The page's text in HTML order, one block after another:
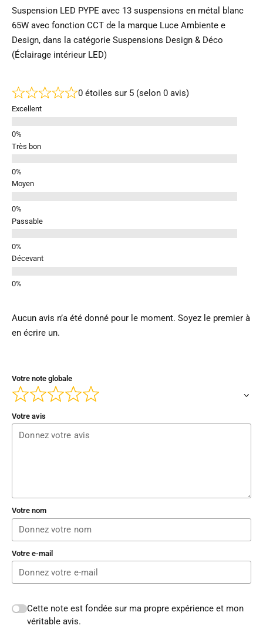
Suspension LED PYPE avec 13 suspensions en métal blanc
65W avec fonction CCT de la marque Luce Ambiente e
Design, dans la catégorie Suspensions Design & Déco
(Éclairage intérieur LED)
0 étoiles sur 5 (selon 0 avis)
Excellent
Très bon
Moyen
Passable
Décevant
Aucun avis n’a été donné pour le moment. Soyez le premier à
en écrire un.
Votre note globale
Votre avis
Votre nom
Votre e-mail
Cette note est fondée sur ma propre expérience et mon
véritable avis.